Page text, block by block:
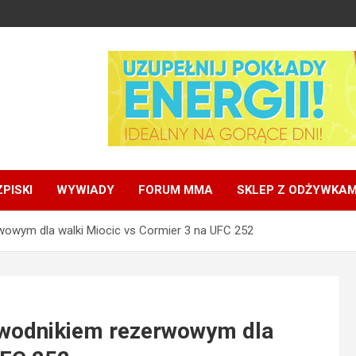
WYWIADY FORUM MMA SKLEP Z
dla walki Miocic vs Cormier 3 na UFC 252
rezerwowym dla